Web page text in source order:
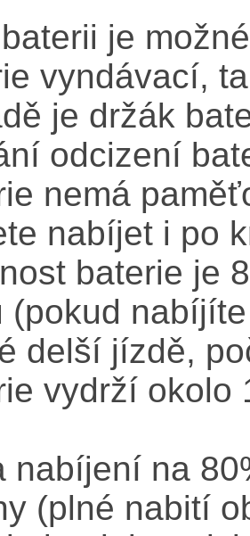
je
vyndávací,
je držák
odcizení
nemá
nabíjet i po
baterie je
(pokud
delší jízdě,
vydrží okolo
nabíjení na
(plné nabití